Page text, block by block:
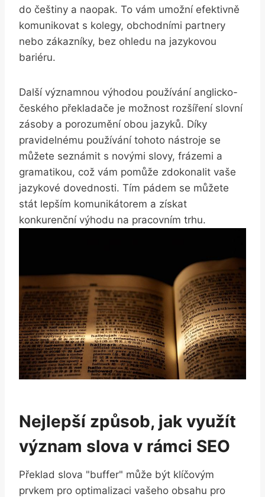
do češtiny a naopak. To vám umožní efektivně
komunikovat s kolegy, obchodními partnery
nebo zákazníky, bez ohledu na jazykovou
bariéru.
Další významnou výhodou používání anglicko-
českého překladače je možnost rozšíření slovní
zásoby a porozumění obou jazyků. Díky
pravidelnému používání tohoto nástroje se
můžete seznámit s novými slovy, frázemi a
gramatikou, což vám pomůže zdokonalit vaše
jazykové dovednosti. Tím pádem se můžete
stát lepším komunikátorem a získat
konkurenční výhodu na pracovním trhu.
Nejlepší způsob, jak využít
význam slova v rámci SEO
Překlad slova "buffer" může být klíčovým
prvkem pro optimalizaci vašeho obsahu pro